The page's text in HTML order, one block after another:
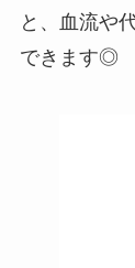
と、血流や
できます◎